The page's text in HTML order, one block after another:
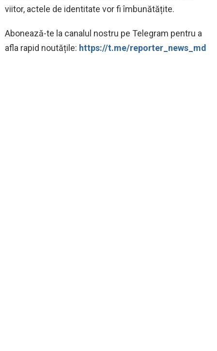
viitor, actele de identitate vor fi îmbunătățite.
Abonează-te la canalul nostru pe Telegram pentru a
afla rapid noutățile: https://t.me/reporter_news_md